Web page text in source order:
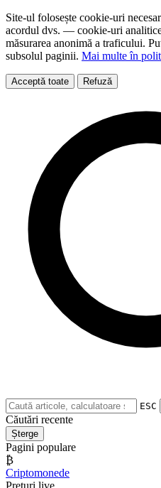
Site-ul folosește cookie-uri
acordul dvs. — cookie-uri
măsurarea anonimă a traficului.
subsolul paginii. Mai multe în
Acceptă toate Refuză
ESC
Căutări recente
Șterge
Pagini populare
₿
Criptomonede
Prețuri live